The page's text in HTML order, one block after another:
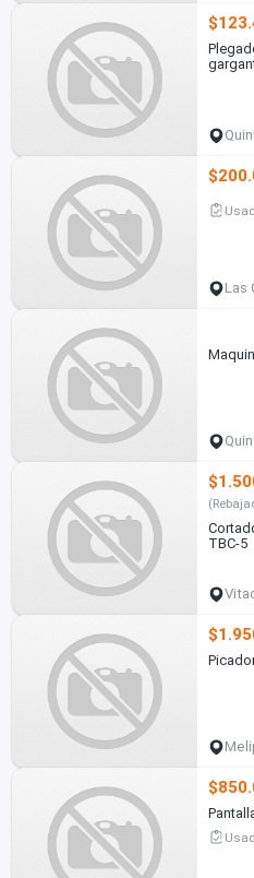
Las
TBC-5